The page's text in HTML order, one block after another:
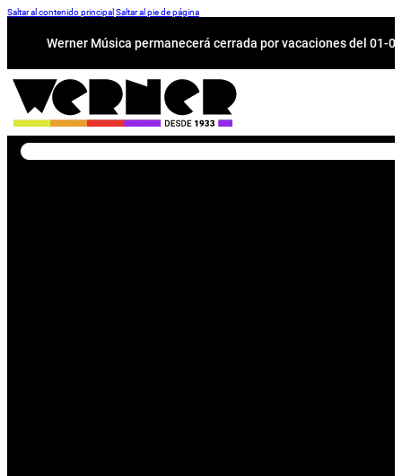
Saltar al contenido principal Saltar al pie de página
Werner Música permanecerá cerrada por vacaciones del 01-
Buscar